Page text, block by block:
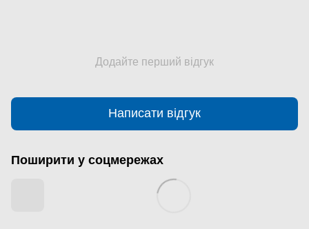
Додайте перший відгук
Написати відгук
Поширити у соцмережах